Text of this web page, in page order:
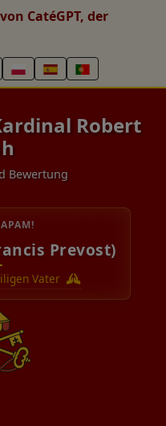
CatéGPT, der
Robert
Bewertung
Prevost)
Vater